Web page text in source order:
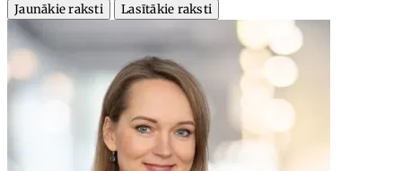
Jaunākie raksti
Lasītākie raksti